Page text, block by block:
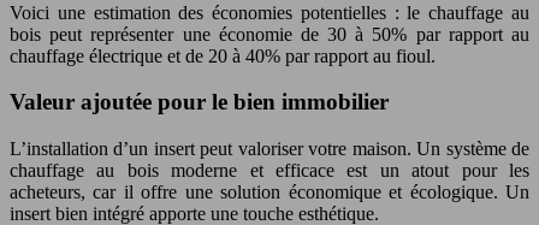
Voici une estimation des économies potentielles : le chauffage au
bois peut représenter une économie de 30 à 50% par rapport au
chauffage électrique et de 20 à 40% par rapport au fioul.
Valeur ajoutée pour le bien immobilier
L’installation d’un insert peut valoriser votre maison. Un système de
chauffage au bois moderne et efficace est un atout pour les
acheteurs, car il offre une solution économique et écologique. Un
insert bien intégré apporte une touche esthétique.